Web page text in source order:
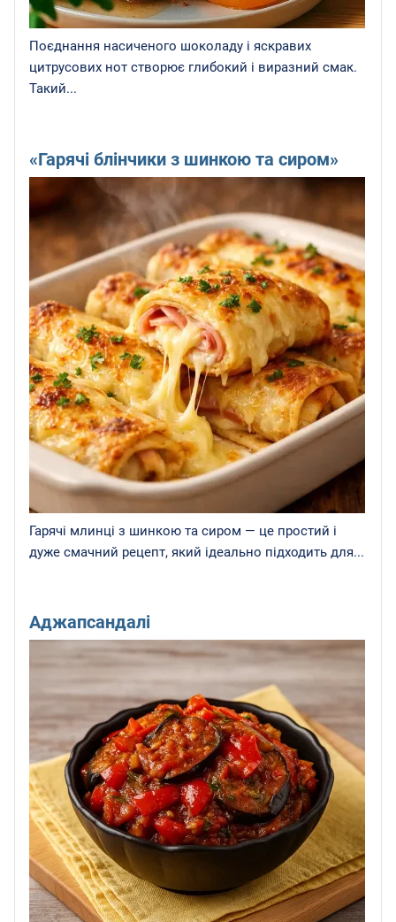
Поєднання насиченого шоколаду і яскравих
цитрусових нот створює глибокий і виразний смак.
Такий...
«Гарячі блінчики з шинкою та сиром»
Гарячі млинці з шинкою та сиром — це простий і
дуже смачний рецепт, який ідеально підходить для...
Аджапсандалі